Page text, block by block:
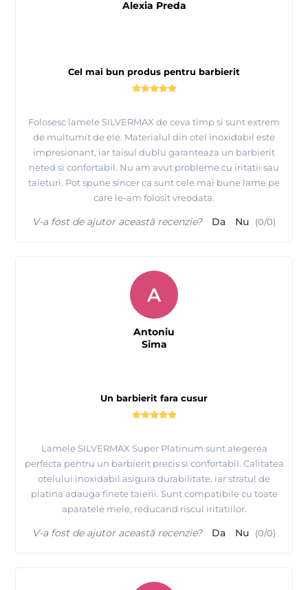
Cel mai bun produs pentru barbierit
Folosesc lamele SILVERMAX de ceva timp si sunt extrem
de multumit de ele. Materialul din otel inoxidabil este
impresionant, iar taisul dublu garanteaza un barbierit
neted si confortabil. Nu am avut probleme cu iritatii sau
taieturi. Pot spune sincer ca sunt cele mai bune lame pe
care le-am folosit vreodata.
Alexia Preda
V-a fost de ajutor această recenzie? Da Nu (0/0)
Un barbierit fara cusur
Lamele SILVERMAX Super Platinum sunt alegerea
perfecta pentru un barbierit precis si confortabil. Calitatea
otelului inoxidabil asigura durabilitate, iar stratul de
platina adauga finete taierii. Sunt compatibile cu toate
aparatele mele, reducand riscul iritatiilor.
A
Antoniu
Sima
V-a fost de ajutor această recenzie? Da Nu (0/0)